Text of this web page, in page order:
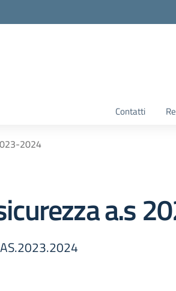
Contatti
2024
a.s
AS.2023.2024